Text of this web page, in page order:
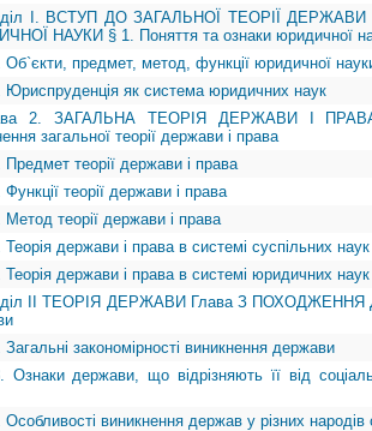
І. ВСТУП ДО ЗАГАЛЬНОЇ ТЕОРІЇ
НАУКИ § 1. Поняття та ознаки юридичної
Об`єкти, предмет, метод, функції юридичної
Юриспруденція як система юридичних наук
2. ЗАГАЛЬНА ТЕОРІЯ ДЕРЖАВИ І
загальної теорії держави і права
Предмет теорії держави і права
Функції теорії держави і права
Метод теорії держави і права
Теорія держави і права в системі суспільних наук
Теорія держави і права в системі юридичних наук
II ТЕОРІЯ ДЕРЖАВИ Глава З ПОХОДЖЕННЯ
Загальні закономірності виникнення держави
Ознаки держави, що відрізняють її від
Особливості виникнення держав у різних народів